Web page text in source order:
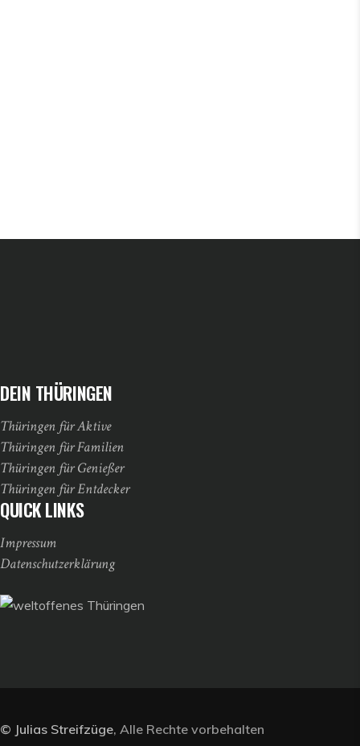
DEIN THÜRINGEN
Thüringen für Aktive
Thüringen für Familien
Thüringen für Genießer
Thüringen für Entdecker
QUICK LINKS
Impressum
Datenschutzerklärung
© Julias Streifzüge, Alle Rechte vorbehalten